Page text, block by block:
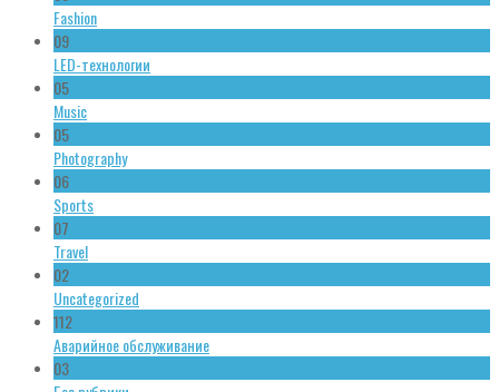
Fashion
09
LED-технологии
05
Music
05
Photography
06
Sports
07
Travel
02
Uncategorized
112
Аварийное обслуживание
03